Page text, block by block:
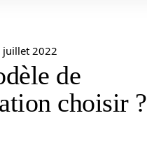
juillet 2022
de
choisir ?